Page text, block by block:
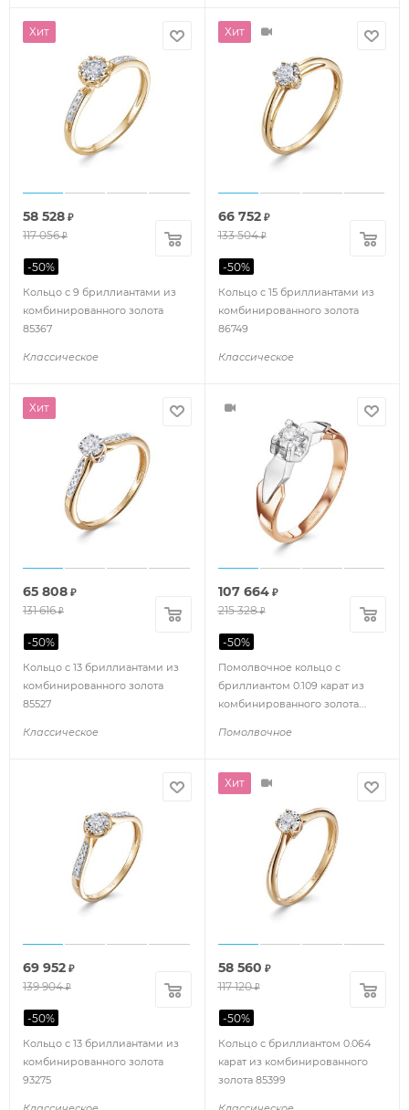
Хит
Кольцо с 9 бриллиантами из
комбинированного золота
85367
Классическое
58 528 ₽
117 056₽
-50%
Хит
Кольцо с 15 бриллиантами из
комбинированного золота
86749
Классическое
66 752₽
133 504₽
-50%
Хит
Кольцо с 13 бриллиантами из
комбинированного золота
85527
Классическое
65 808 ₽
131 616₽
-50%
Помолвочное кольцо с
бриллиантом 0.109 карат из
комбинированного золота
Помолвочное
107 664₽
215 328₽
-50%
Кольцо с 13 бриллиантами из
комбинированного золота
93275
69 952 ₽
139 904₽
-50%
Хит
Кольцо с бриллиантом 0.064
карат из комбинированного
золота 85399
58 560 ₽
117 120₽
-50%